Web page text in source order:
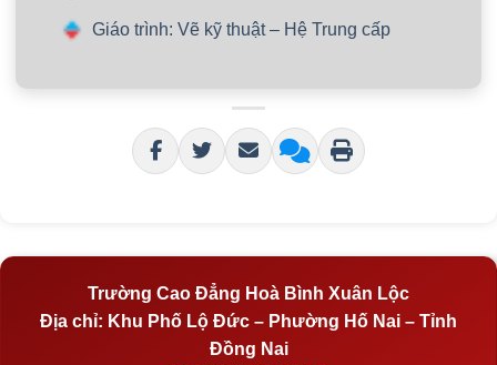
Giáo trình: Vẽ kỹ thuật – Hệ Trung cấp
Trường Cao Đẳng Hoà Bình Xuân Lộc
Địa chỉ: Khu Phố Lộ Đức – Phường Hố Nai – Tỉnh
Đồng Nai